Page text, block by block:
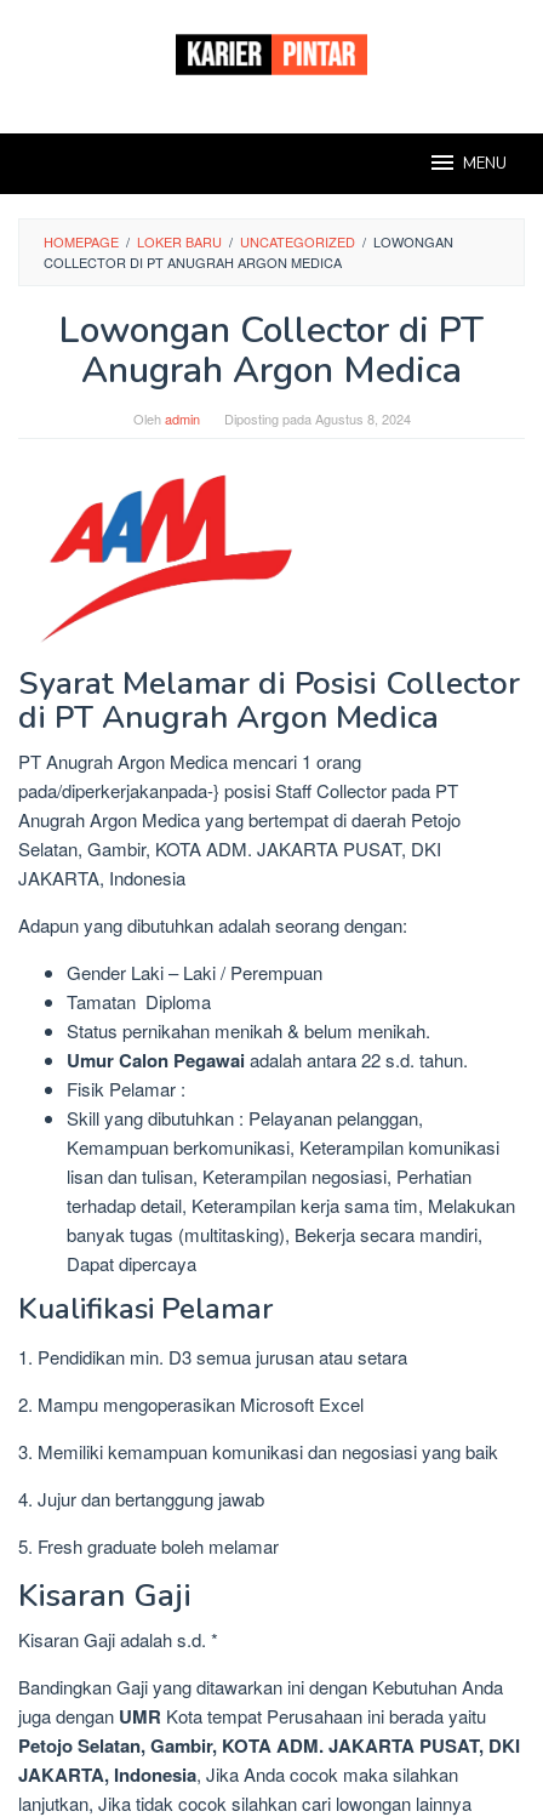
MENU
HOMEPAGE / LOKER BARU / UNCATEGORIZED / LOWONGAN
COLLECTOR DI PT ANUGRAH ARGON MEDICA
Lowongan Collector di PT
Anugrah Argon Medica
Olehadmin Diposting pada Agustus 8, 2024
Syarat Melamar di Posisi Collector
di PT Anugrah Argon Medica
PT Anugrah Argon Medica mencari 1 orang
pada/diperkerjakanpada-} posisi Staff Collector pada PT
Anugrah Argon Medica yang bertempat di daerah Petojo
Selatan, Gambir, KOTA ADM. JAKARTA PUSAT, DKI
JAKARTA, Indonesia
Adapun yang dibutuhkan adalah seorang dengan:
Gender Laki – Laki / Perempuan
Tamatan Diploma
Status pernikahan menikah & belum menikah.
Umur Calon Pegawaiadalah antara 22 s.d. tahun.
Fisik Pelamar :
Skill yang dibutuhkan : Pelayanan pelanggan,
Kemampuan berkomunikasi, Keterampilan komunikasi
lisan dan tulisan, Keterampilan negosiasi, Perhatian
terhadap detail, Keterampilan kerja sama tim, Melakukan
banyak tugas (multitasking), Bekerja secara mandiri,
Dapat dipercaya
Kualifikasi Pelamar
1. Pendidikan min. D3 semua jurusan atau setara
2. Mampu mengoperasikan Microsoft Excel
3. Memiliki kemampuan komunikasi dan negosiasi yang baik
4. Jujur dan bertanggung jawab
5. Fresh graduate boleh melamar
Kisaran Gaji
Kisaran Gaji adalah s.d. *
Bandingkan Gaji yang ditawarkan ini dengan Kebutuhan Anda
juga dengan UMR Kota tempat Perusahaan ini berada yaitu
Petojo Selatan, Gambir, KOTA ADM. JAKARTA PUSAT, DKI
JAKARTA, Indonesia, Jika Anda cocok maka silahkan
lanjutkan, Jika tidak cocok silahkan cari lowongan lainnya